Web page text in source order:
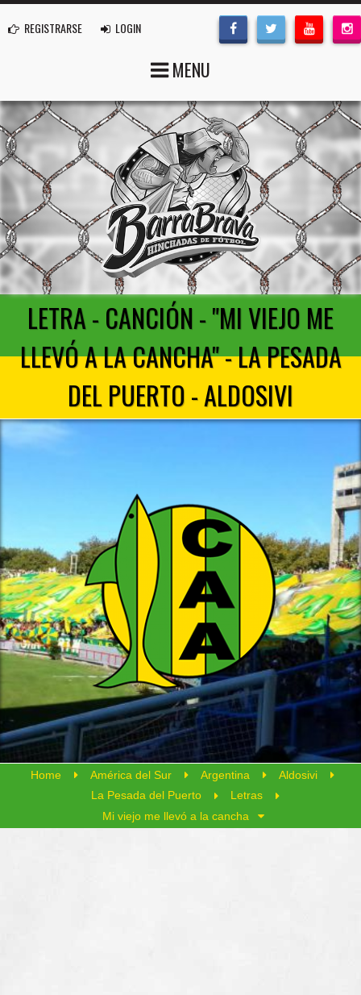
REGISTRARSE LOGIN
MENU
LETRA - CANCIÓN - "MI VIEJO ME
LLEVÓ A LA CANCHA" - LA PESADA
DEL PUERTO - ALDOSIVI
Home América del Sur Argentina
Aldosivi
La Pesada del Puerto
Letras
Mi viejo me llevó a la cancha